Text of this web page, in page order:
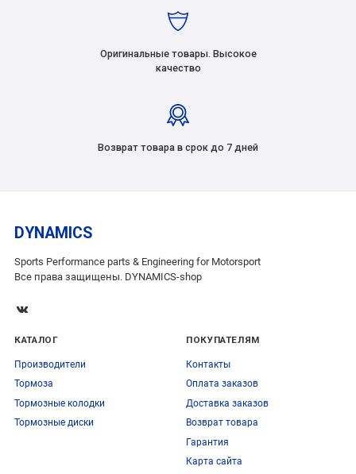
Оригинальные товары. Высокое
качество
Возврат товара в срок до 7 дней
DYNAMICS
Sports Performance parts & Engineering for Motorsport
Все права защищены. DYNAMICS-shop
КАТАЛОГ
Производители
Тормоза
Тормозные колодки
Тормозные диски
ПОКУПАТЕЛЯМ
Контакты
Оплата заказов
Доставка заказов
Возврат товара
Гарантия
Карта сайта